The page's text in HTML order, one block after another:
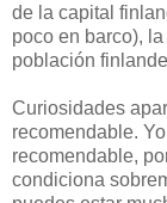
de la capital
poco en barco),
población
Curiosidades
recomendable.
recomendable,
condiciona